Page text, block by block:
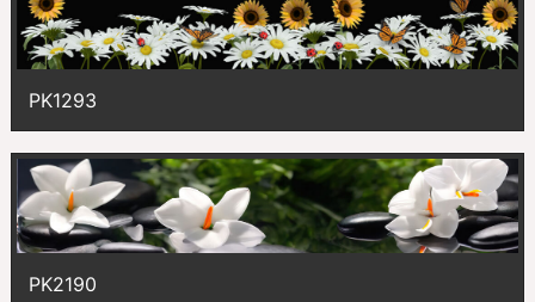
PK1293
PK2190